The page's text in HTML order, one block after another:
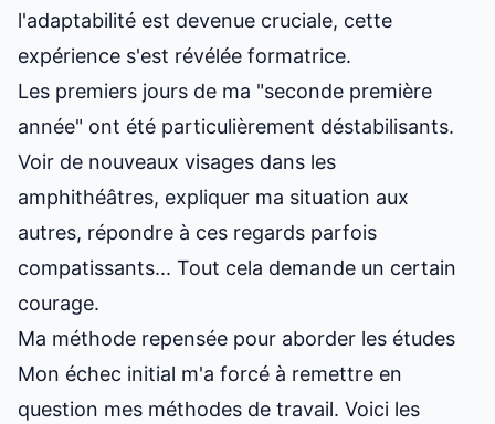
l'adaptabilité est devenue cruciale, cette
expérience s'est révélée formatrice.
Les premiers jours de ma "seconde première
année" ont été particulièrement déstabilisants.
Voir de nouveaux visages dans les
amphithéâtres, expliquer ma situation aux
autres, répondre à ces regards parfois
compatissants... Tout cela demande un certain
courage.
Ma méthode repensée pour aborder les études
Mon échec initial m'a forcé à remettre en
question mes méthodes de travail. Voici les